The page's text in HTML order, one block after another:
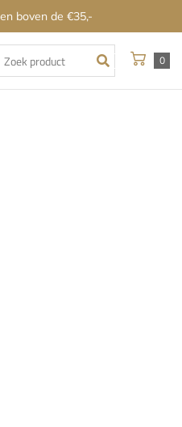
boven de €35,-
0